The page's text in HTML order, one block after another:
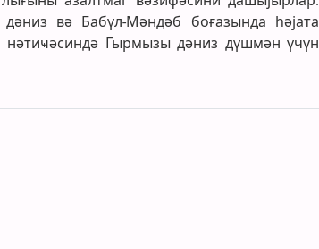
вә Бабүл-Мәндәб боғазында һәјата
нәтиҹәсиндә Гырмызы дәниз дүшмән үчүн